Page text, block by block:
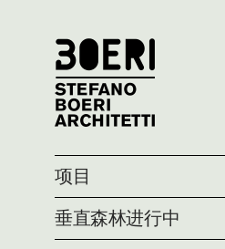
项目
垂直森林进行中